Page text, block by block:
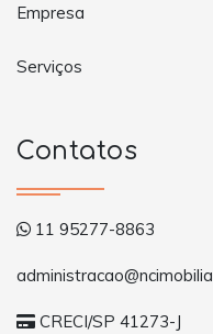
Empresa
Serviços
Contatos
11 95277-8863
CRECI/SP 41273-J